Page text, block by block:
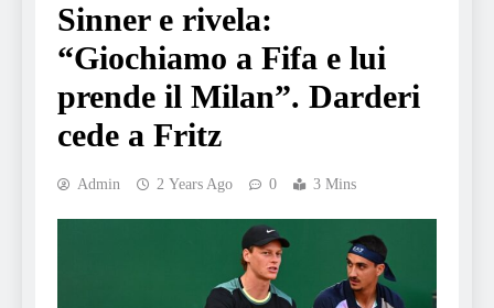
Sinner e rivela:
“Giochiamo a Fifa e lui
prende il Milan”. Darderi
cede a Fritz
Admin 2 Years Ago 0 3 Mins